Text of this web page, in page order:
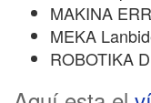
MAKINA
MEKA
ROBOTIKA